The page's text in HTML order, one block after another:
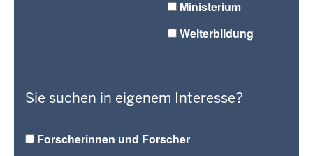
Ministerium
Weiterbildung
Sie suchen in eigenem Interesse?
Forscherinnen und Forscher